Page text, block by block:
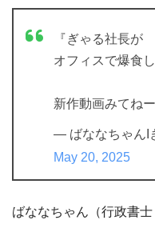
『ぎゃる社長が
オフィスで爆食
新作動画みてねー
— ばななちゃんI
May 20, 2025
ばななちゃん（行政書